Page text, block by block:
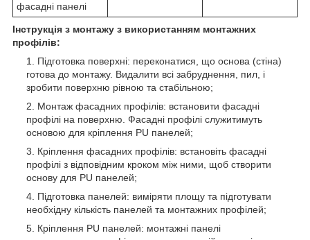
фасадні панелі
Інструкція з монтажу з використанням монтажних
профілів:
Підготовка поверхні: переконатися, що основа (стіна)
готова до монтажу. Видалити всі забруднення, пил, і
зробити поверхню рівною та стабільною;
Монтаж фасадних профілів: встановити фасадні
профілі на поверхню. Фасадні профілі служитимуть
основою для кріплення PU панелей;
Кріплення фасадних профілів: встановіть фасадні
профілі з відповідним кроком між ними, щоб створити
основу для PU панелей;
Підготовка панелей: виміряти площу та підготувати
необхідну кількість панелей та монтажних профілей;
Кріплення PU панелей: монтажні панелі